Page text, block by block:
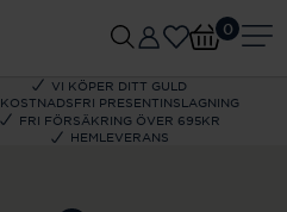
VI KÖPER DITT GULD
KOSTNADSFRI PRESENTINSLAGNING
FRI FÖRSÄKRING ÖVER 695KR
HEMLEVERANS
0